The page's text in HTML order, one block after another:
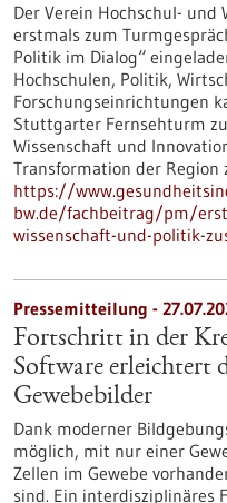
Der Verein Hochschul-
erstmals zum
Politik im Dialog“
Hochschulen, Politik,
Forschungseinrichtungen
Stuttgarter Fernsehturm
Wissenschaft und
Transformation der Region
https://
bw.de/fachbeitrag/pm/
wissenschaft-und-politik-
Pressemitteilung -
Fortschritt in der
Software erleichtert
Gewebebilder
Dank moderner
möglich, mit nur einer
Zellen im Gewebe
sind. Ein interdisziplinäres